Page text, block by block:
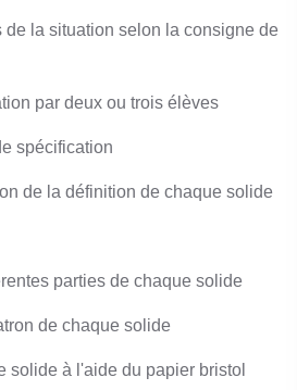
de la situation selon la consigne de
par deux ou trois élèves
spécification
de la définition de chaque solide
parties de chaque solide
de chaque solide
solide à l'aide du papier bristol